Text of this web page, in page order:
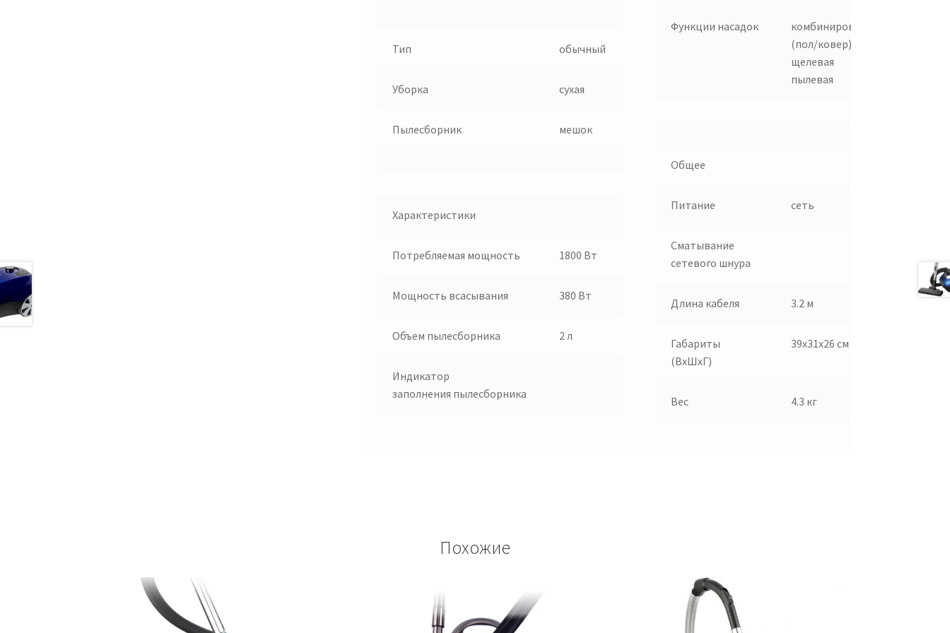
Тип обычный
Уборка сухая
Пылесборник мешок
Характеристики
Потребляемая мощность 1800 Вт
Мощность всасывания 380 Вт
Объем пылесборника 2 л
Индикатор
заполнения пылесборника
Функции насадок
комбинированная
(пол/ковер)
щелевая
пылевая
Общее
Питание сеть
Сматывание
сетевого шнура
Длина кабеля 3.2 м
Габариты
(ВхШхГ)
39x31x26 см
Вес 4.3 кг
Похожие